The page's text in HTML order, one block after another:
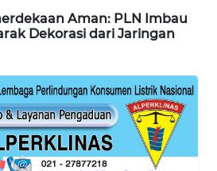
Aman: PLN Imbau
Dekorasi dari Jaringan